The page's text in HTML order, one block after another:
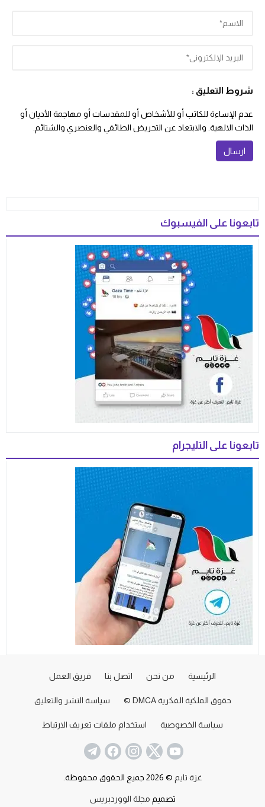
شروط التعليق :
عدم الإساءة للكاتب أو للأشخاص أو للمقدسات أو مهاجمة الأديان أو
الذات الالهية. والابتعاد عن التحريض الطائفي والعنصري والشتائم.
تابعونا على الفيسبوك
تابعونا على التليجرام
الرئيسية من نحن اتصل بنا فريق العمل
حقوق الملكية الفكرية DMCA © سياسة النشر والتعليق
سياسة الخصوصية استخدام ملفات تعريف الارتباط
غزة تايم © 2026 جميع الحقوق محفوظة.
تصميم مجلة الووردبريس